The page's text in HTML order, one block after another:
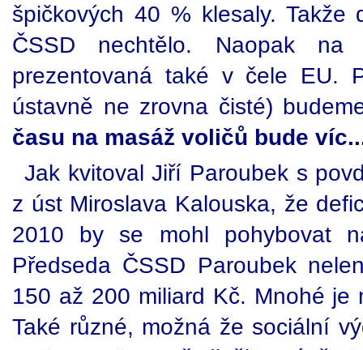
špičkových 40 % klesaly.
ČSSD nechtělo. Naopak
prezentovaná také v čele EU.
ústavně ne zrovna čisté)
času na masáž voličů bude
Jak kvitoval Jiří Paroubek s
z úst Miroslava Kalouska, že
2010 by se mohl pohybovat
Předseda ČSSD Paroubek
150 až 200 miliard Kč. Mnohé
Také různé, možná že sociální